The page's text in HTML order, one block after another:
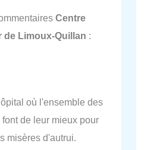
Centre
de Limoux-Quillan :
où l'ensemble des
de leur mieux pour
misères d'autrui.